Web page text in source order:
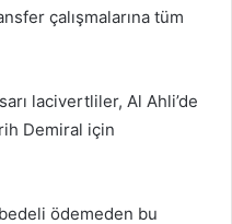
çalışmalarına tüm
lacivertliler, Al Ahli’de
Demiral için
ödemeden bu